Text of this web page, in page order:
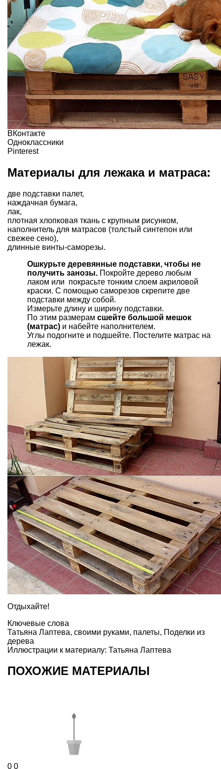
ВКонтакте
Одноклассники
Pinterest
Материалы для лежака и матраса:
две подставки палет,
наждачная бумага,
лак,
плотная хлопковая ткань с крупным рисунком,
наполнитель для матрасов (толстый синтепон или
свежее сено),
длинные винты-саморезы.
Ошкурьте деревянные подставки, чтобы не
получить занозы. Покройте дерево любым
лаком или покрасьте тонким слоем акриловой
краски. С помощью саморезов скрепите две
подставки между собой.
Измерьте длину и ширину подставки.
По этим размерам сшейте большой мешок
(матрас) и набейте наполнителем.
Углы подогните и подшейте. Постелите матрас на
лежак.
Отдыхайте!
Ключевые слова
Татьяна Лаптева, своими руками, палеты, Поделки из
дерева
Иллюстрации к материалу: Татьяна Лаптева
ПОХОЖИЕ МАТЕРИАЛЫ
0 0